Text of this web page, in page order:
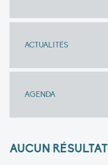
ACTUALITÉS
AGENDA
AUCUN RÉSULTAT